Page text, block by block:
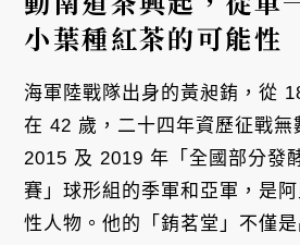
小葉種紅茶的可能性
海軍陸戰隊出身的黃昶銪，從
在 42 歲，二十四年資歷征戰無
2015 及 2019 年「全國部分發
賽」球形組的季軍和亞軍，是
性人物。他的「銪茗堂」不僅